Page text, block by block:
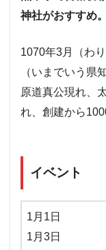
神社がおすすめ。
1070年3月（わ
（いまでいう県
原道真公現れ、
れ、創建から
イベント
1月1日
1月3日